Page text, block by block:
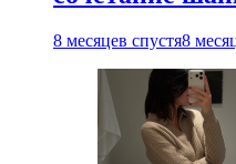
8 месяцев спустя8